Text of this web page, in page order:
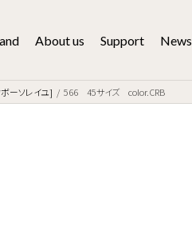
About us Support News
ーソレイユ] 566 45サイズ color.CRB